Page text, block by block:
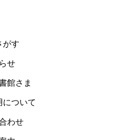
がす
せ
館さま
について
わせ